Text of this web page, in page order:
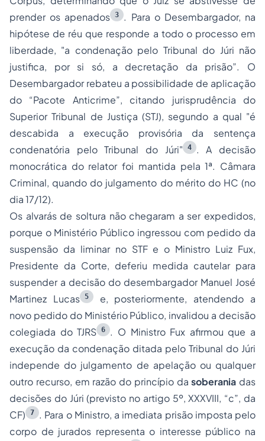
prender os apenados 3
. Para o Desembargador, na
hipótese de réu que responde a todo o processo em
liberdade, "a condenação pelo Tribunal do Júri não
justifica, por si só, a decretação da prisão”. O
Desembargador rebateu a possibilidade de aplicação
do “Pacote Anticrime”, citando jurisprudência do
Superior Tribunal de Justiça (STJ), segundo a qual "é
descabida a execução provisória da sentença
condenatória pelo Tribunal do Júri"
4 . A decisão
monocrática do relator foi mantida pela 1ª. Câmara
Criminal, quando do julgamento do mérito do HC (no
dia 17/12).
Os alvarás de soltura não chegaram a ser expedidos,
porque o Ministério Público ingressou com pedido da
suspensão da liminar no STF e o Ministro Luiz Fux,
Presidente da Corte, deferiu medida cautelar para
suspender a decisão do desembargador Manuel José
Martinez Lucas 5 e, posteriormente, atendendo a
novo pedido do Ministério Público, invalidou a decisão
colegiada do TJRS 6
. O Ministro Fux afirmou que a
execução da condenação ditada pelo Tribunal do Júri
independe do julgamento de apelação ou qualquer
outro recurso, em razão do princípio dasoberania das
decisões do Júri (previsto no artigo 5º, XXXVIII, “c”, da
CF)
7
. Para o Ministro, a imediata prisão imposta pelo
corpo de jurados representa o interesse público na